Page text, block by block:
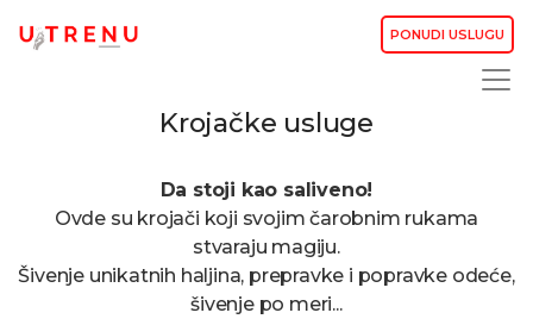
PONUDI USLUGU
Krojačke usluge
Da stoji kao saliveno!
Ovde su krojači koji svojim čarobnim rukama
stvaraju magiju.
Šivenje unikatnih haljina, prepravke i popravke odeće,
šivenje po meri...